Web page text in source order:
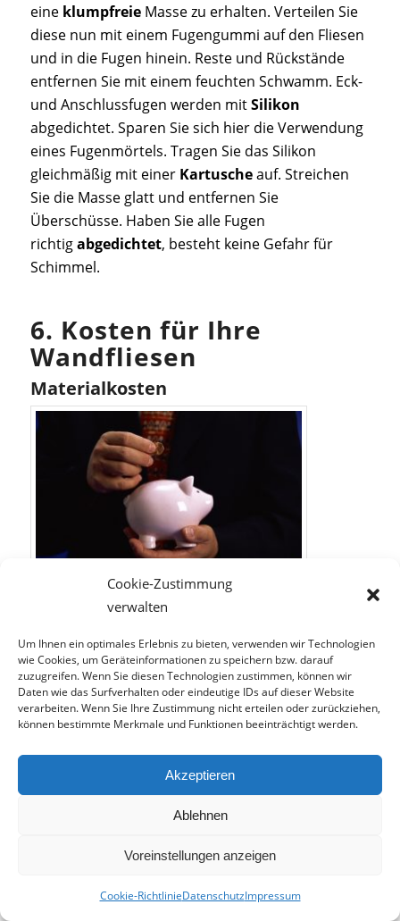
Cookie-Zustimmung
verwalten
Um Ihnen ein optimales Erlebnis zu bieten, verwenden wir Technologien
wie Cookies, um Geräteinformationen zu speichern bzw. darauf
zuzugreifen. Wenn Sie diesen Technologien zustimmen, können wir
Daten wie das Surfverhalten oder eindeutige IDs auf dieser Website
verarbeiten. Wenn Sie Ihre Zustimmung nicht erteilen oder zurückziehen,
können bestimmte Merkmale und Funktionen beeinträchtigt werden.
Akzeptieren
Ablehnen
Voreinstellungen anzeigen
Cookie-RichtlinieDatenschutzImpressum
eine klumpfreieMasse zu erhalten. Verteilen Sie
diese nun mit einem Fugengummi auf den Fliesen
und in die Fugen hinein. Reste und Rückstände
entfernen Sie mit einem feuchten Schwamm. Eck-
und Anschlussfugen werden mitSilikon
abgedichtet. Sparen Sie sich hier die Verwendung
eines Fugenmörtels. Tragen Sie das Silikon
gleichmäßig mit einer Kartuscheauf. Streichen
Sie die Masse glatt und entfernen Sie
Überschüsse. Haben Sie alle Fugen
richtigabgedichtet, besteht keine Gefahr für
Schimmel.
6. Kosten für Ihre
Wandfliesen
Materialkosten
Behalten Sie die Kosten beim Verlegen Ihres Wandfliesen im
Die größtenPreisunterschiedebei Boden- oder
Wandfliesen entstehen durch die
unterschiedlichen Materialien. Bestimmte
oder Steingutfliesen.
Günstige Wandfliesen können schon
Segment bezahlten Sie im Schnitt15-30€
und Individualität haben ihren Preis.